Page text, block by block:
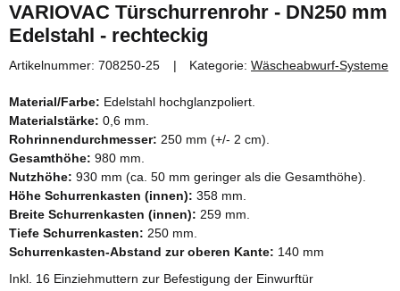
VARIOVAC Türschurrenrohr - DN250 mm
Edelstahl - rechteckig
Artikelnummer: 708250-25 Kategorie: Wäscheabwurf-Systeme
Material/Farbe: Edelstahl hochglanzpoliert.
Materialstärke: 0,6 mm.
Rohrinnendurchmesser: 250 mm (+/- 2 cm).
Gesamthöhe: 980 mm.
Nutzhöhe: 930 mm (ca. 50 mm geringer als die Gesamthöhe).
Höhe Schurrenkasten (innen): 358 mm.
Breite Schurrenkasten (innen): 259 mm.
Tiefe Schurrenkasten: 250 mm.
Schurrenkasten-Abstand zur oberen Kante: 140 mm
Inkl. 16 Einziehmuttern zur Befestigung der Einwurftür